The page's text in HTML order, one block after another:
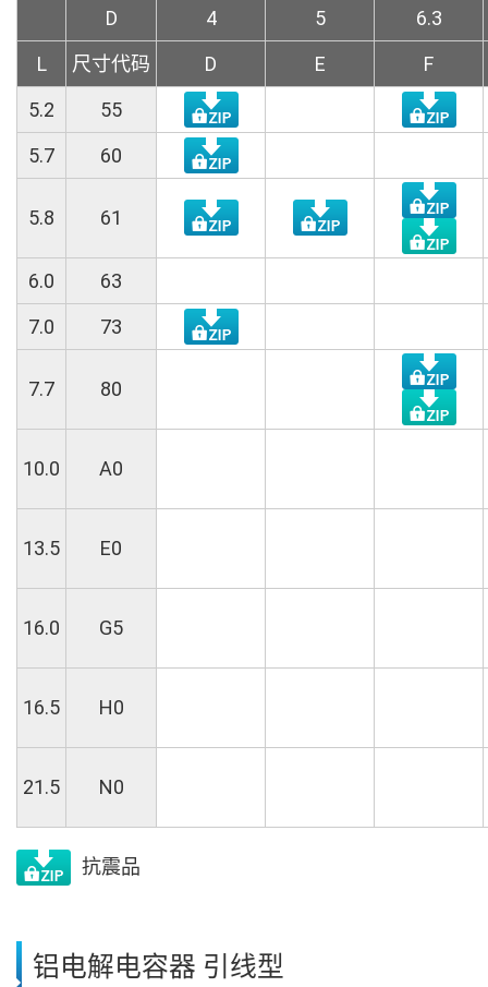
D 4 5
6.3
L
尺寸代码 D E
F
5.2
55
5.7
60
5.8 61
6.0
63
7.0
73
7.7 80
10.0 A0
13.5 E0
16.0 G5
16.5 H0
21.5 N0
抗震品
铝电解电容器 引线型